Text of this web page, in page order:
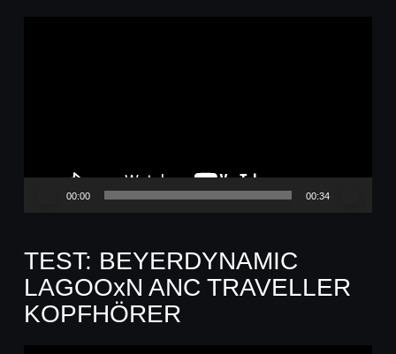
00:00 00:34
TEST: BEYERDYNAMIC
LAGOOxN ANC TRAVELLER
KOPFHÖRER